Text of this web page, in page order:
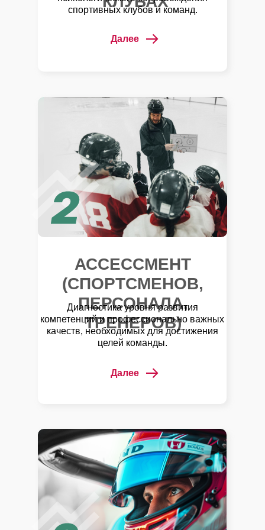
спортивных клубов и команд.
Далее
АССЕССМЕНТ
(СПОРТСМЕНОВ,
ПЕРСОНАЛА,
ТРЕНЕРОВ)
Диагностика уровня развития
компетенций и профессионально важных
качеств, необходимых для достижения
целей команды.
Далее